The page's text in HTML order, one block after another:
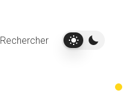
Rechercher